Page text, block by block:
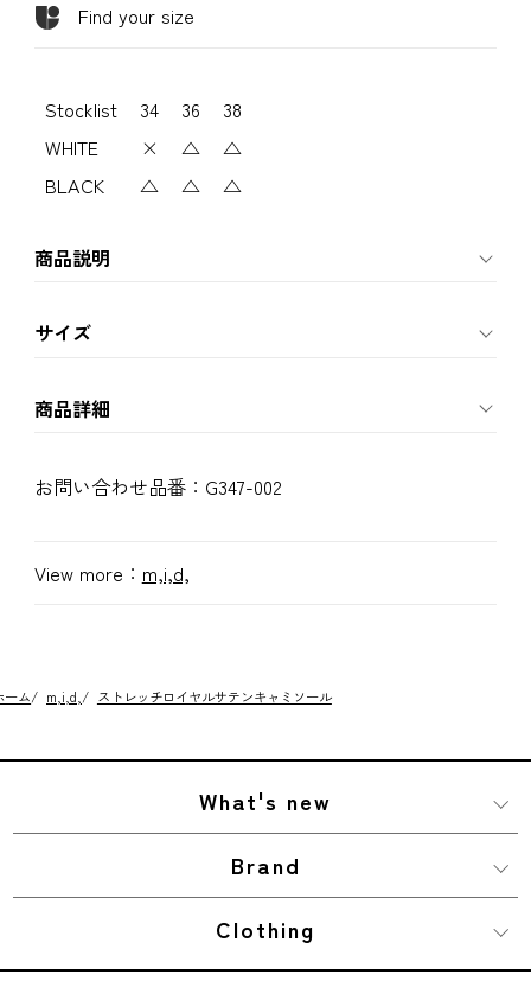
Find your size
Stocklist 34 36
38
WHITE
× △
△
BLACK
△ △ △
商品説明
サイズ
商品詳細
お問い合わせ品番： G347-002
View more： m,i,d,
ーム/ m,i,d, / ストレッチロイヤルサテンキャミソール
What's new
Brand
Clothing